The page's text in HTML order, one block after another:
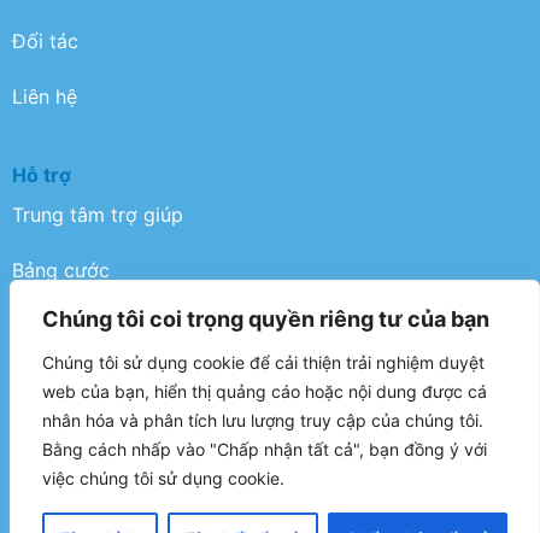
Chúng tôi coi trọng quyền riêng tư của bạn
Chúng tôi sử dụng cookie để cải thiện trải nghiệm duyệt
web của bạn, hiển thị quảng cáo hoặc nội dung được cá
nhân hóa và phân tích lưu lượng truy cập của chúng tôi.
Bằng cách nhấp vào "Chấp nhận tất cả", bạn đồng ý với
việc chúng tôi sử dụng cookie.
Đối tác
Liên hệ
Hỗ trợ
Trung tâm trợ giúp
Bảng cước
Điều khoản
Chính sách bảo mật